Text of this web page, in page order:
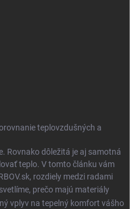
teplovzdušných a
Rovnako dôležitá je aj samotná
teplo. V tomto článku vám
rozdiely medzi radami
prečo majú materiály
vplyv na tepelný komfort vášho